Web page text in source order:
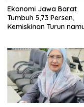
Ekonomi Jawa Barat
Tumbuh 5,73 Persen,
Kemiskinan Turun